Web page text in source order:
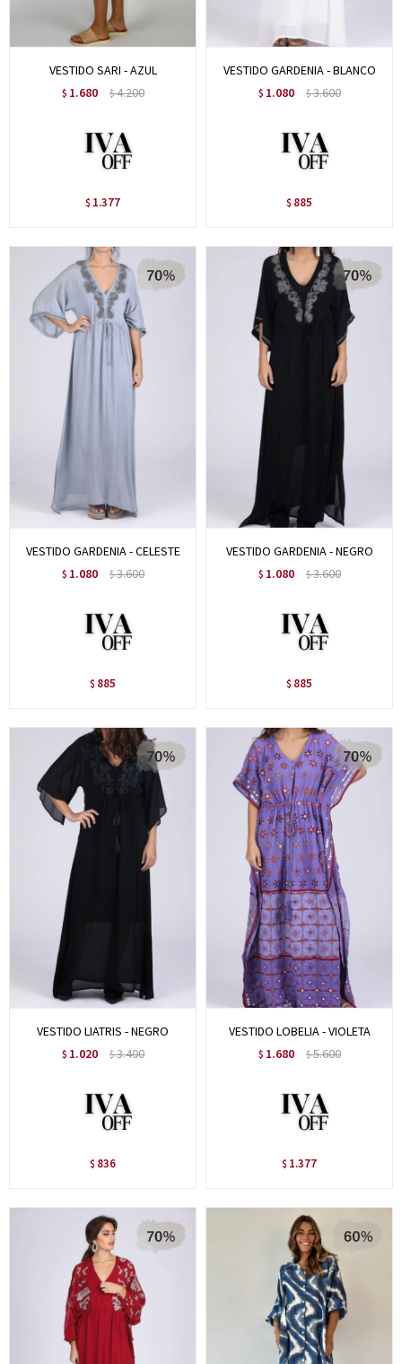
VESTIDO SARI - AZUL
$ 1.680 $4.200
$ 1.377
VESTIDO GARDENIA - BLANCO
$ 1.080 $3.600
$ 885
VESTIDO GARDENIA - CELESTE
$ 1.080 $3.600
$ 885
VESTIDO GARDENIA - NEGRO
$ 1.080 $3.600
$ 885
VESTIDO LIATRIS - NEGRO
$ 1.020 $3.400
$ 836
VESTIDO LOBELIA - VIOLETA
$ 1.680 $5.600
$ 1.377